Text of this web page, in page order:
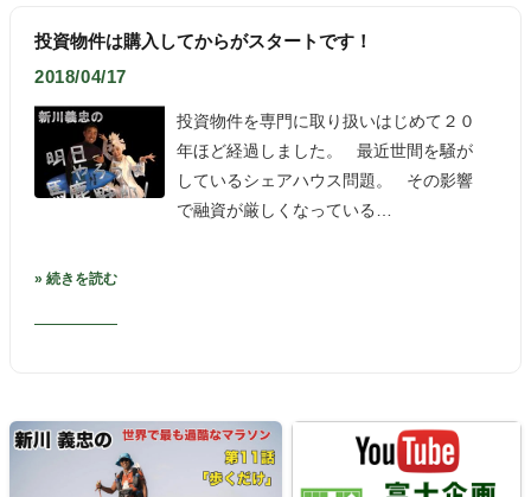
投資物件は購入してからがスタートです！
2018/04/17
投資物件を専門に取り扱いはじめて２０
年ほど経過しました。 最近世間を騒が
しているシェアハウス問題。 その影響
で融資が厳しくなっている…
» 続きを読む